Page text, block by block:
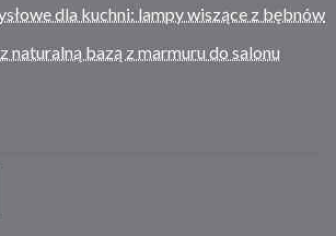
dla kuchni: lampy wiszące z bębnów
naturalną bazą z marmuru do salonu